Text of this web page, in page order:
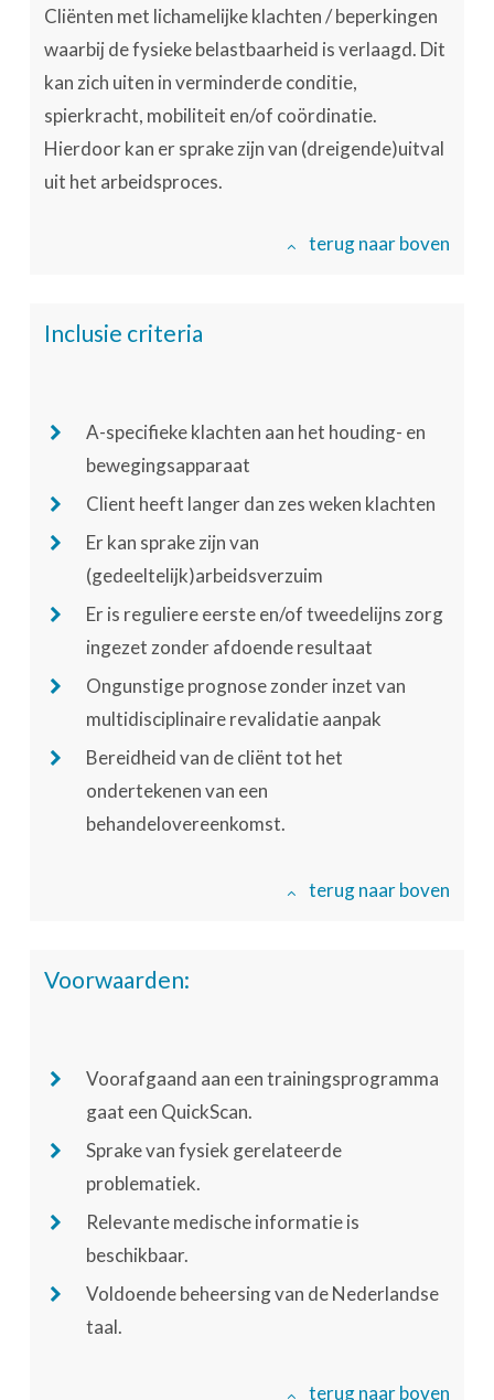
Cliënten met lichamelijke klachten / beperkingen
waarbij de fysieke belastbaarheid is verlaagd. Dit
kan zich uiten in verminderde conditie,
spierkracht, mobiliteit en/of coördinatie.
Hierdoor kan er sprake zijn van (dreigende)uitval
uit het arbeidsproces.
terug naar boven
Inclusie criteria
A-specifieke klachten aan het houding- en
bewegingsapparaat
Client heeft langer dan zes weken klachten
Er kan sprake zijn van
(gedeeltelijk)arbeidsverzuim
Er is reguliere eerste en/of tweedelijns zorg
ingezet zonder afdoende resultaat
Ongunstige prognose zonder inzet van
multidisciplinaire revalidatie aanpak
Bereidheid van de cliënt tot het
ondertekenen van een
behandelovereenkomst.
terug naar boven
Voorwaarden:
Voorafgaand aan een trainingsprogramma
gaat een QuickScan.
Sprake van fysiek gerelateerde
problematiek.
Relevante medische informatie is
beschikbaar.
Voldoende beheersing van de Nederlandse
taal.
terug naar boven